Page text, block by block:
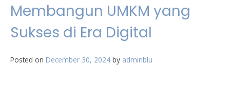
Membangun UMKM yang
Sukses di Era Digital
Posted on December 30, 2024 by adminblu